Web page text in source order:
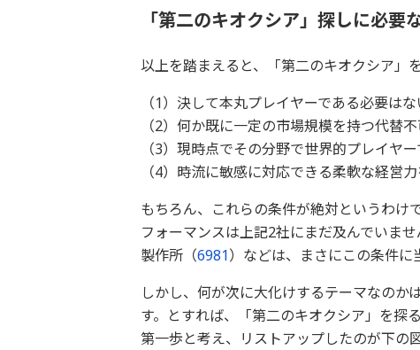
「第二のキオクシア」探しに必
以上を踏まえると、「第二のキオクシア」
（1）決して本丸プレイヤーである必要はな
（2）何か既に一定の市場規模を持つ代替
（3）現時点でその分野で世界的プレイヤー
（4）時流に敏感に対応できる柔軟な経営力
もちろん、これらの条件が絶対というわけ
フォーマンスは上記2社にまだ及んでいま
製作所（6981）などは、まさにこの条件に
しかし、何が次に大化けするテーマなのか
す。とすれば、「第二のキオクシア」を探
第一歩と考え、リストアップしたのが下の